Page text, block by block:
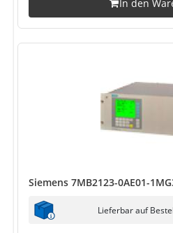
In den
Siemens 7MB2123-0AE01-
Lieferbar auf